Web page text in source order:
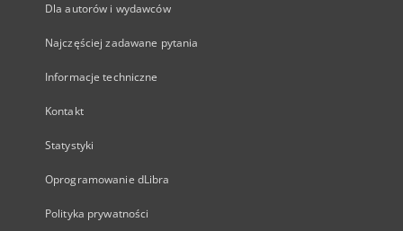
Dla autorów i wydawców
Najczęściej zadawane pytania
Informacje techniczne
Kontakt
Statystyki
Oprogramowanie dLibra
Polityka prywatności